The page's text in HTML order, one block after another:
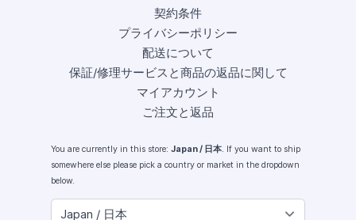
契約条件
プライバシーポリシー
配送について
保証/修理サービスと商品の返品に関して
マイアカウント
ご注文と返品
You are currently in this store: Japan / 日本. If you want to ship
somewhere else please pick a country or market in the dropdown
below.